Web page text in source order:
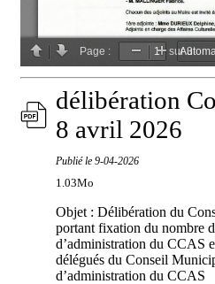
délibération
8 avril 2026
Publié le 9-04-2026
1.03Mo
Objet : Délibération du
portant fixation du nombre
d’administration du CCAS
délégués du Conseil
d’administration du CCAS